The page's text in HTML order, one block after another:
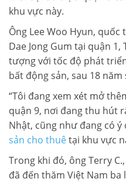
khu vực này.
Ông Lee Woo Hyun,
Dae Jong Gum tại quận 1,
tượng với tốc độ phát
bất động sản, sau 18
“Tôi đang xem xét mở
quận 9, nơi đang thu hút
Nhật, cũng như đang có
sản cho thuêtại khu vực
Trong khi đó, ông Terry
đã đến thăm Việt Nam